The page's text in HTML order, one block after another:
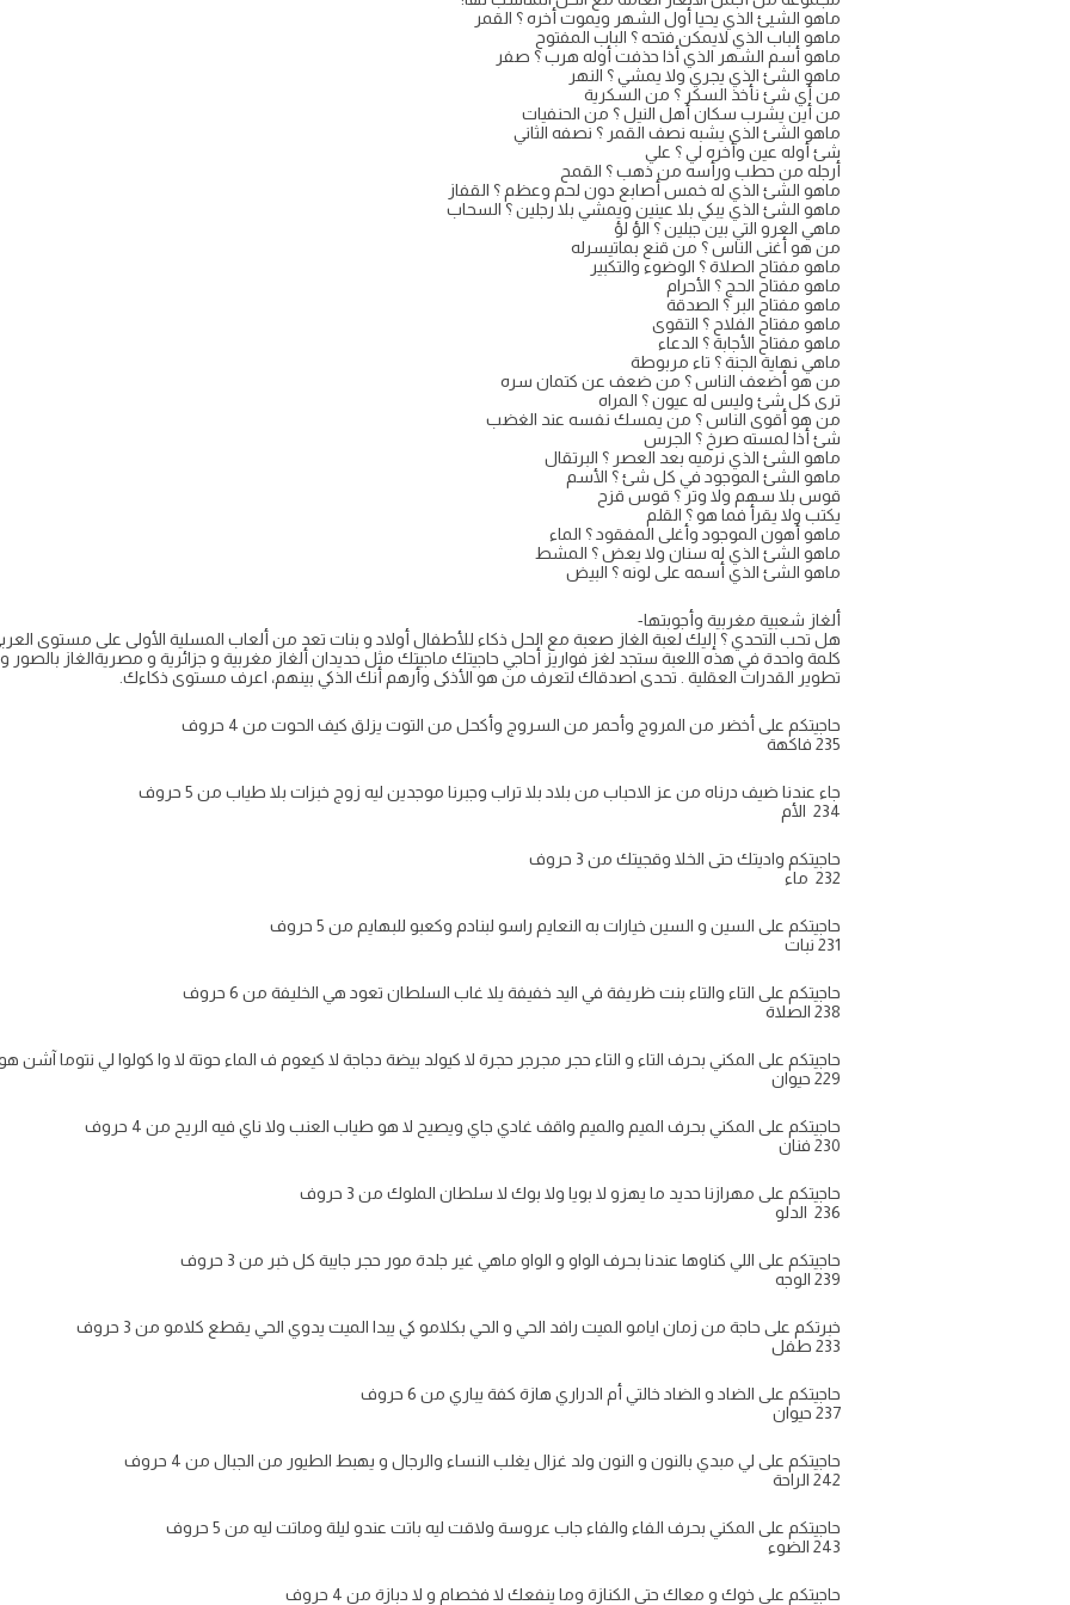
ماهو الشيئ الذي يحيا أول الشهر ويموت أخره ؟ القمر
ماهو الباب الذي لايمكن فتحه ؟ الباب المفتوح
ماهو أسم الشهر الذي أذا حذفت أوله هرب ؟ صفر
ماهو الشئ الذي يجري ولا يمشي ؟ النهر
من أي شئ نأخذ السكر ؟ من السكرية
من أين يشرب سكان أهل النيل ؟ من الحنفيات
ماهو الشئ الذي يشبه نصف القمر ؟ نصفه الثاني
شئ أوله عين وأخره لي ؟ علي
أرجله من حطب ورأسه من ذهب ؟ القمح
ماهو الشئ الذي له خمس أصابع دون لحم وعظم ؟ القفاز
ماهو الشئ الذي يبكي بلا عينين ويمشي بلا رجلين ؟ السحاب
ماهي العرو التي بين جبلين ؟ الؤ لؤ
من هو أغنى الناس ؟ من قنع بماتيسرله
ماهو مفتاح الصلاة ؟ الوضوء والتكبير
ماهو مفتاح الحج ؟ الأحرام
ماهو مفتاح البر ؟ الصدقة
ماهو مفتاح الفلاح ؟ التقوى
ماهو مفتاح الأجابة ؟ الدعاء
ماهي نهاية الجنة ؟ تاء مربوطة
من هو أضعف الناس ؟ من ضعف عن كتمان سره
ترى كل شئ وليس له عيون ؟ المراه
من هو أقوى الناس ؟ من يمسك نفسه عند الغضب
شئ أذا لمسته صرخ ؟ الجرس
ماهو الشئ الذي نرميه بعد العصر ؟ البرتقال
ماهو الشئ الموجود في كل شئ ؟ الأسم
قوس بلا سهم ولا وتر ؟ قوس قزح
يكتب ولا يقرأ فما هو ؟ القلم
ماهو أهون الموجود وأغلى المفقود ؟ الماء
ماهو الشئ الذي له سنان ولا يعض ؟ المشط
ماهو الشئ الذي أسمه على لونه ؟ البيض
ألغاز شعبية مغربية وأجوبتها-
هل تحب التحدي ؟ إليك لعبة الغاز صعبة مع الحل ذكاء للأطفال أولاد و بنات تعد من ألعاب المسلية الأولى على مستوى
كلمة واحدة في هذه اللعبة ستجد لغز فواريز أحاجي حاجيتك ماجيتك مثل حديدان ألغاز مغربية و جزائرية و مصريةالغاز
تطوير القدرات العقلية . تحدى اصدقاك لتعرف من هو الأذكى وأرهم أنك الذكي بينهم، اعرف مستوى ذكاءك.
حاجيتكم على أخضر من المروج وأحمر من السروج وأكحل من التوت يزلق كيف الحوت من 4 حروف
235 فاكهة
جاء عندنا ضيف درناه من عز الاحباب من بلاد بلا تراب وجبرنا موجدين ليه زوج خبزات بلا طياب من 5 حروف
234 الأم
حاجيتكم واديتك حتى الخلا وقجيتك من 3 حروف
232 ماء
حاجيتكم على السين و السين خيارات به النعايم راسو لبنادم وكعبو للبهايم من 5 حروف
231 نبات
حاجيتكم على التاء والتاء بنت ظريفة في اليد خفيفة يلا غاب السلطان تعود هي الخليفة من 6 حروف
238 الصلاة
حاجيتكم على المكني بحرف التاء و التاء حجر مجرجر حجرة لا كيولد بيضة دجاجة لا كيعوم ف الماء حوتة لا وا كولوا لي نتوما آشن هو من
229 حيوان
حاجيتكم على المكني بحرف الميم والميم واقف غادي جاي ويصيح لا هو طياب العنب ولا ناي فيه الريح من 4 حروف
230 فنان
حاجيتكم على مهرازنا حديد ما يهزو لا بويا ولا بوك لا سلطان الملوك من 3 حروف
236 الدلو
حاجيتكم على اللي كناوها عندنا بحرف الواو و الواو ماهي غير جلدة مور حجر جايبة كل خبر من 3 حروف
239 الوجه
خبرتكم على حاجة من زمان ايامو الميت رافد الحي و الحي بكلامو كي يبدا الميت يدوي الحي يقطع كلامو من 3 حروف
233 طفل
حاجيتكم على الضاد و الضاد خالتي أم الدراري هازة كفة يباري من 6 حروف
237 حيوان
حاجيتكم على لي مبدي بالنون و النون ولد غزال يغلب النساء والرجال و يهبط الطيور من الجبال من 4 حروف
242 الراحة
حاجيتكم على المكني بحرف الفاء والفاء جاب عروسة ولاقت ليه باتت عندو ليلة وماتت ليه من 5 حروف
243 الضوء
حاجيتكم على خوك و معاك حتى الكنازة وما ينفعك لا فخصام و لا دبازة من 4 حروف